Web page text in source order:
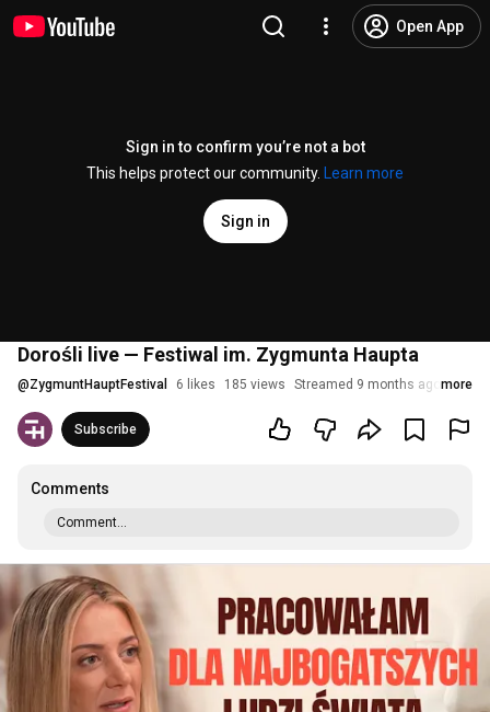
Open App
Sign in to confirm you’re not a bot
This helps protect our community.
Learn more
Sign in
Dorośli live — Festiwal im. Zygmunta Haupta
@ZygmuntHauptFestival 6 likes 185 views Streamed 9 months ago more
Subscribe
Comments
Comment...